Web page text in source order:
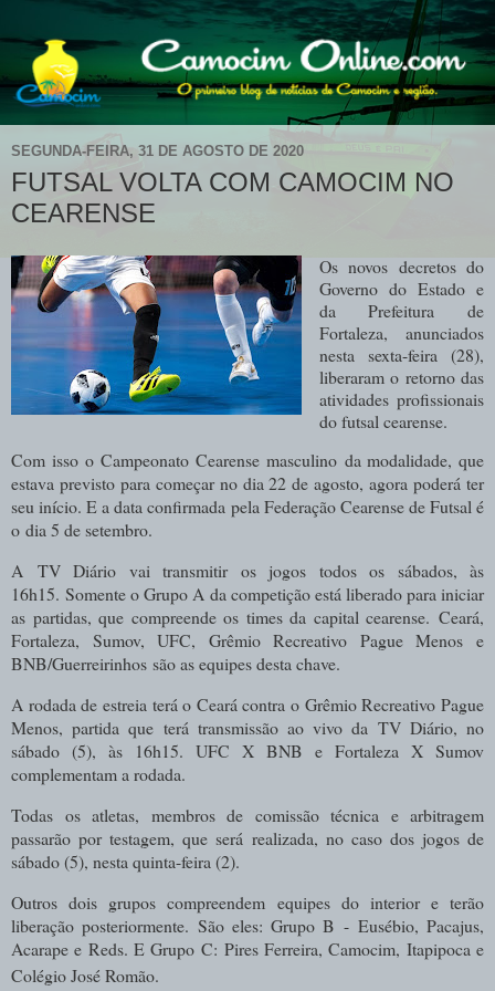
SEGUNDA-FEIRA, 31 DE AGOSTO DE 2020
FUTSAL VOLTA COM CAMOCIM NO
CEARENSE
Os novos decretos do
Governo do Estado e
da Prefeitura de
Fortaleza, anunciados
nesta sexta-feira (28),
liberaram o retorno das
atividades profissionais
do futsal cearense.
Com isso o Campeonato Cearense masculino da modalidade, que
estava previsto para começar no dia 22 de agosto, agora poderá ter
seu início. E a data confirmada pela Federação Cearense de Futsal é
o dia 5 de setembro.
A TV Diário vai transmitir os jogos todos os sábados, às
16h15.Somente o Grupo A da competição está liberado para iniciar
as partidas, que compreende os times da capital cearense. Ceará,
Fortaleza, Sumov, UFC, Grêmio Recreativo Pague Menos e
BNB/Guerreirinhos são as equipes desta chave.
A rodada de estreia terá o Ceará contra o Grêmio Recreativo Pague
Menos, partida que terá transmissão ao vivo da TV Diário, no
sábado (5), às 16h15. UFC X BNB e Fortaleza X Sumov
complementam a rodada.
Todas os atletas, membros de comissão técnica e arbitragem
passarão por testagem, que será realizada, no caso dos jogos de
sábado (5), nesta quinta-feira (2).
Outros dois grupos compreendem equipes do interior e terão
liberação posteriormente. São eles: Grupo B - Eusébio, Pacajus,
Acarape e Reds. E Grupo C: Pires Ferreira, Camocim, Itapipoca e
Colégio José Romão.